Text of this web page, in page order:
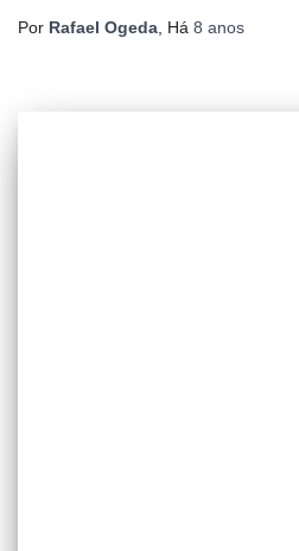
Por Rafael Ogeda , Há 8 anos